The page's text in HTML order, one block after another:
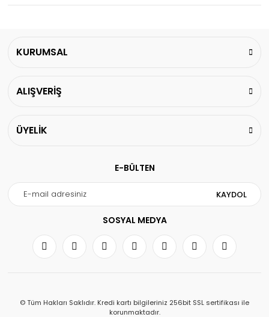
KURUMSAL
ALIŞVERİŞ
ÜYELİK
E-BÜLTEN
KAYDOL
SOSYAL MEDYA
© Tüm Hakları Saklıdır. Kredi kartı bilgileriniz 256bit SSL sertifikası ile
korunmaktadır.